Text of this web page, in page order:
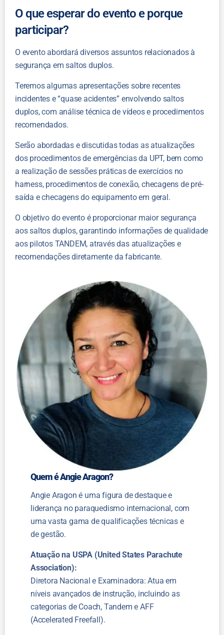
O que esperar do evento e porque
participar?
O evento abordará diversos assuntos relacionados à
segurança em saltos duplos.
Teremos algumas apresentações sobre recentes
incidentes e “quase acidentes” envolvendo saltos
duplos, com análise técnica de vídeos e procedimentos
recomendados.
Serão abordadas e discutidas todas as atualizações
dos procedimentos de emergências da UPT, bem como
a realização de sessões práticas de exercícios no
harness, procedimentos de conexão, checagens de pré-
saída e checagens do equipamento em geral.
O objetivo do evento é proporcionar maior segurança
aos saltos duplos, garantindo informações de qualidade
aos pilotos TANDEM, através das atualizações e
recomendações diretamente da fabricante.
Quem é Angie Aragon?
Angie Aragon é uma figura de destaque e
liderança no paraquedismo internacional, com
uma vasta gama de qualificações técnicas e
de gestão.
Atuação na USPA (United States Parachute
Association):
Diretora Nacional e Examinadora: Atua em
níveis avançados de instrução, incluindo as
categorias de Coach, Tandem e AFF
(Accelerated Freefall).